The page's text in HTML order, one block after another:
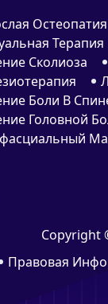
Остеопатия
Терапия
Сколиоза
Боли В
Головной
Copyright
Правовая